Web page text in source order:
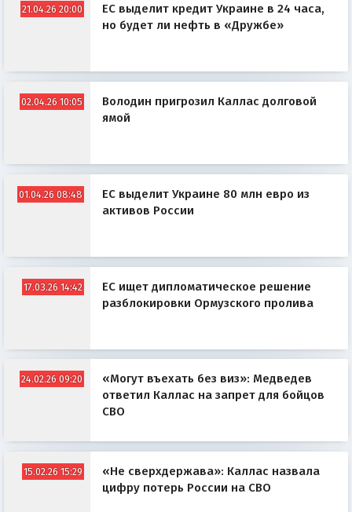
21.04.26 20:00
ЕС выделит кредит Украине в 24 часа,
но будет ли нефть в «Дружбе»
02.04.26 10:05
Володин пригрозил Каллас долговой
ямой
01.04.26 08:48
ЕС выделит Украине 80 млн евро из
активов России
17.03.26 14:42
ЕС ищет дипломатическое решение
разблокировки Ормузского пролива
24.02.26 09:20
«Могут въехать без виз»: Медведев
ответил Каллас на запрет для бойцов
СВО
15.02.26 15:29
«Не сверхдержава»: Каллас назвала
цифру потерь России на СВО